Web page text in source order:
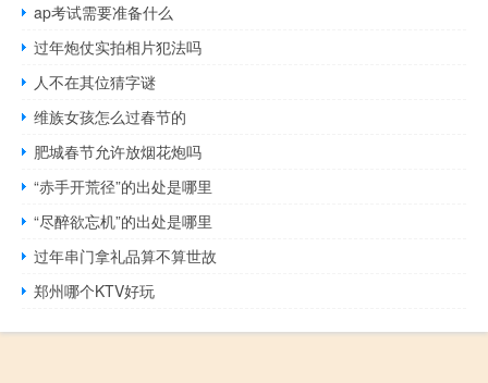
ap考试需要准备什么
过年炮仗实拍相片犯法吗
人不在其位猜字谜
维族女孩怎么过春节的
肥城春节允许放烟花炮吗
“赤手开荒径”的出处是哪里
“尽醉欲忘机”的出处是哪里
过年串门拿礼品算不算世故
郑州哪个KTV好玩